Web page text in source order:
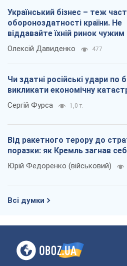
Український бізнес – теж
обороноздатності країни. Не
віддавайте їхній ринок чужим
Олексій Давиденко 477
Чи здатні російські удари по
викликати економічну
Сергій Фурса 1,0 т.
Від ракетного терору до
поразки: як Кремль загнав
Юрій Федоренко (військовий)
Всі думки